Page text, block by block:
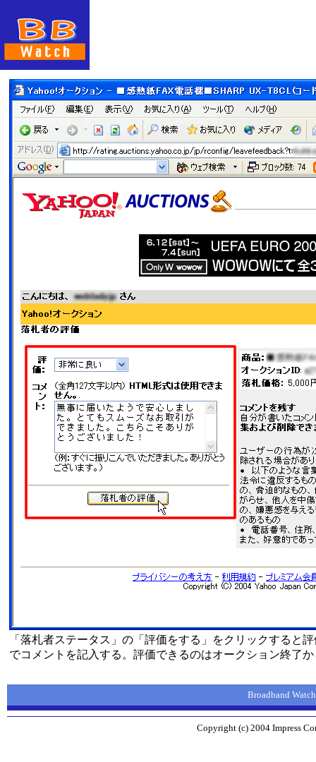
「落札者ステータス」の「評価をする」をクリックすると
でコメントを記入する。評価できるのはオークション終了
Broadband
Copyright (c) 2004 Impress